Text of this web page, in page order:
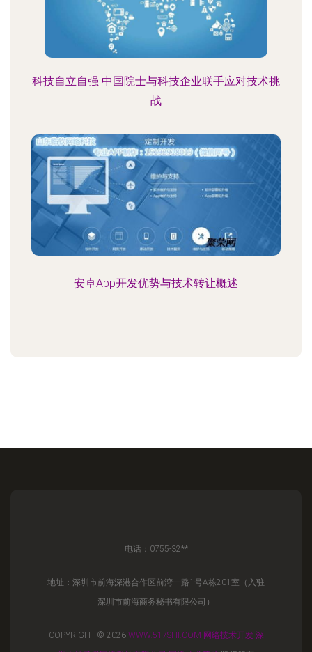
科技自立自强 中国院士与科技企业联手应对技术挑
战
安卓App开发优势与技术转让概述
电话：0755-32**
地址：深圳市前海深港合作区前湾一路1号A栋201室（入驻
深圳市前海商务秘书有限公司）
COPYRIGHT © 2026 WWW.517SHI.COM 网络技术开发 深